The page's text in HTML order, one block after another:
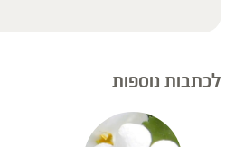
לכתבות נוספות